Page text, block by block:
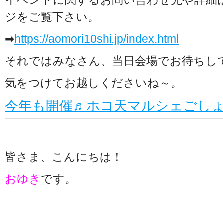
ジをご覧下さい。
➡https://aomori10shi.jp/index.html
それではみなさん、当日会場でお待ちし
気をつけてお越しくださいね～。
今年も開催♬ホコ天マルシェごし
皆さま、こんにちは！
おゆき です。